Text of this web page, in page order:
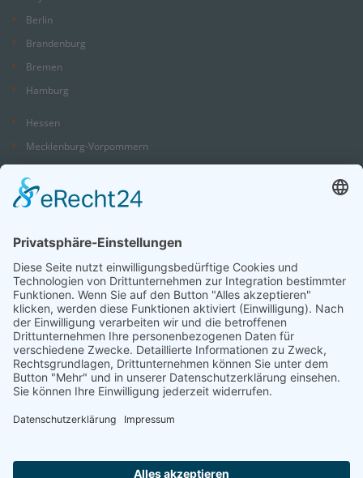
Berlin
Brandenburg
Bremen
Hamburg
Hessen
Mecklenburg-Vorpommern
Niedersachsen
Nordrhein-Westfalen
Saarland
Sachsen
Sachsen-Anhalt
Schleswig-Holstein
Thüringen